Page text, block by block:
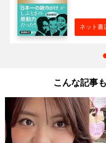
ネット書
こんな記事